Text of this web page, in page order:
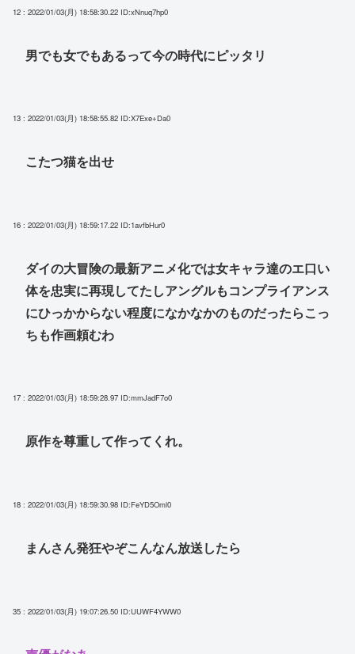
12 : 2022/01/03(月) 18:58:30.22 ID:xNnuq7hp0
男でも女でもあるって今の時代にピッタリ
13 : 2022/01/03(月) 18:58:55.82 ID:X7Exe+Da0
こたつ猫を出せ
16 : 2022/01/03(月) 18:59:17.22 ID:1avfbHur0
ダイの大冒険の最新アニメ化では女キャラ達のエ口い
体を忠実に再現してたしアングルもコンプライアンス
にひっかからない程度になかなかのものだったらこっ
ちも作画頼むわ
17 : 2022/01/03(月) 18:59:28.97 ID:mmJadF7o0
原作を尊重して作ってくれ。
18 : 2022/01/03(月) 18:59:30.98 ID:FeYD5Oml0
まんさん発狂やぞこんなん放送したら
35 : 2022/01/03(月) 19:07:26.50 ID:UUWF4YWW0